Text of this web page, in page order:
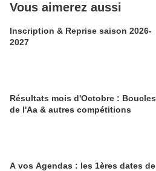
Vous aimerez aussi
Inscription & Reprise saison 2026-
2027
Résultats mois d'Octobre : Boucles
de l'Aa & autres compétitions
A vos Agendas : les 1ères dates de